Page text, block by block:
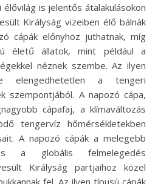
is jelentős átalakulásokon
Királyság vizeiben élő bálnák
cápák előnyhöz juthatnak, míg
életű állatok, mint például a
néznek szembe. Az ilyen
elengedhetetlen a tengeri
szempontjából. A napozó cápa,
cápafaj, a klímaváltozás
tengervíz hőmérsékletekben
A napozó cápák a melegebb
a globális felmelegedés
Királyság partjaihoz közel
fel. Az ilyen típusú cápák